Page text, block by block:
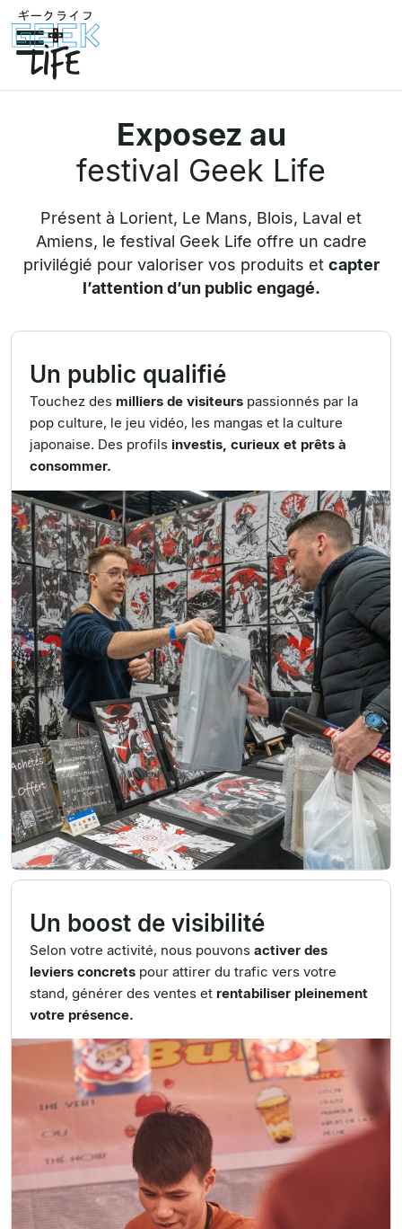
Exposez au
festival Geek Life
Présent à Lorient, Le Mans, Blois, Laval et
Amiens, le festival Geek Life offre un cadre
privilégié pour valoriser vos produits et capter
l’attention d’un public engagé.
Un public qualifié
Touchez des milliers de visiteurs passionnés par la
pop culture, le jeu vidéo, les mangas et la culture
japonaise. Des profils investis, curieux et prêts à
consommer.
Un boost de visibilité
Selon votre activité, nous pouvons activer des
leviers concrets pour attirer du trafic vers votre
stand, générer des ventes et rentabiliser pleinement
votre présence.